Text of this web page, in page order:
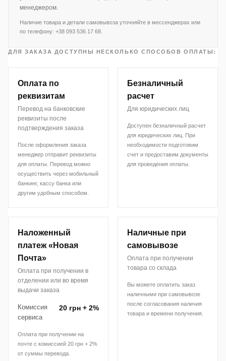
менеджером.
Наличие товара и детали самовывоза уточняйте в мессенджерах или
по телефону: +38 093 536 17 68.
ДЛЯ ЗАКАЗА ДОСТУПНЫ НЕСКОЛЬКО СПОСОБОВ ОПЛАТЫ:
Оплата по
реквизитам
Перевод на банковские
реквизиты после
подтверждения заказа
После оформления заказа
менеджер отправит реквизиты
для оплаты. Перевод можно
осуществить через мобильный
банкинг, кассу банка или
другим удобным способом.
Безналичный
расчет
Для юридических лиц
Доступен безналичный расчет
для юридических лиц. При
необходимости подготовим
счет и предоставим документы
для проведения оплаты.
Наложенный
платеж «Новая
Почта»
Оплата при получении в
отделении или во время
выдачи заказа
Комиссия
сервиса
20 грн + 2%
Оплата при получении на
почте с комиссией 20 грн + 2%
от суммы перевода.
Наличные при
самовывозе
Оплата при получении
товара со склада
Вы можете оплатить заказ
наличными при самовывозе
после согласования наличия
товара и времени получения.